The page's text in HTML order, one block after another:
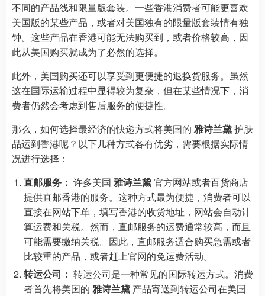
不同的产品线和限量版套装。一些香港消费者可能更喜欢
美国版的某些产品，或者对美国独有的限量版套装情有独
钟。这些产品在香港可能无法购买到，或者价格较高，因
此从美国购买就成为了必然的选择。
此外，美国购买还可以享受到更便捷的退换货服务。虽然
这在国际运输过程中显得较为复杂，但在某些情况下，消
费者仍然会考虑到售后服务的便捷性。
那么，如何选择最经济的快递方式将美国的 雅诗兰黛护肤
品运到香港呢？以下几种方式各有优劣，需要根据实际情
况进行选择：
直邮服务： 许多美国 雅诗兰黛官方网站或者百货商店
提供直邮香港的服务。这种方式最为便捷，消费者可以
直接在网站下单，填写香港的收货地址，网站会自动计
算运费和关税。然而，直邮服务的运费通常较高，而且
可能需要缴纳关税。因此，直邮服务适合购买急需或者
比较重的产品，或者赶上官网的免运费活动。
转运公司： 转运公司是一种常见的国际转运方式。消费
者首先将美国的 雅诗兰黛 产品寄送到转运公司在美国